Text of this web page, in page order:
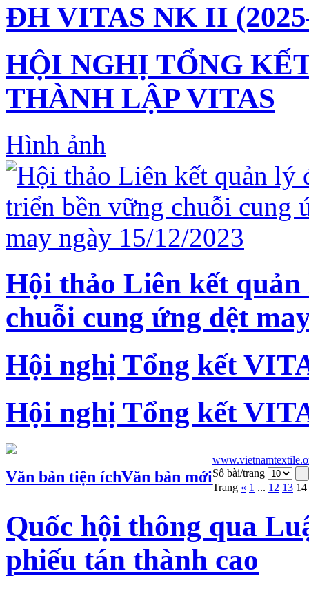
ĐH VITAS NK II
HỘI NGHỊ TỔNG
THÀNH LẬP VITAS
Hình ảnh
Hội thảo Liên kết
chuỗi cung ứng dệt
Hội nghị Tổng kết
Hội nghị Tổng kết
Văn bản tiện íchVăn bản mớiSố bài/trang
Trang « 1 ... 12 13 14
Quốc hội thông qua
phiếu tán thành cao